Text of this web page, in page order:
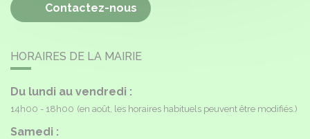
Contactez-nous
HORAIRES DE LA MAIRIE
Du lundi au vendredi :
14h00 - 18h00 (en août, les horaires habituels peuvent être modifiés.)
Samedi :